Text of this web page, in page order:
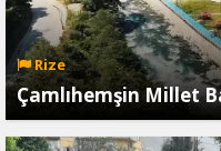
Rize
Çamlıhemşin Millet